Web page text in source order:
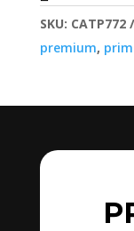
SKU: CATP772
premium,